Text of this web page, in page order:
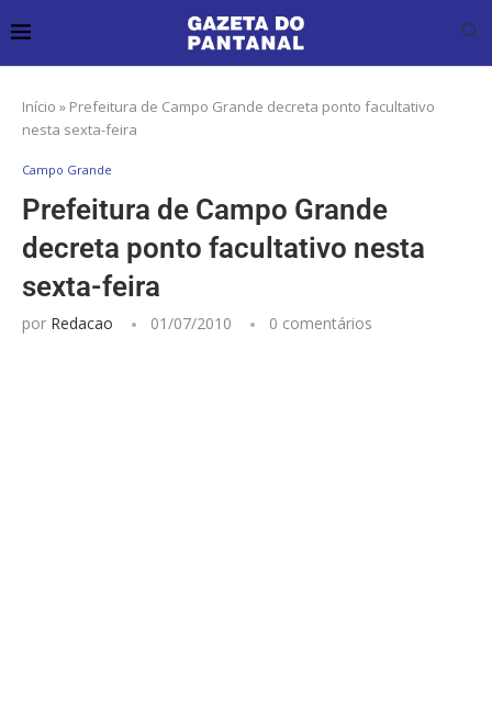
Início » Prefeitura de Campo Grande decreta ponto facultativo
nesta sexta-feira
Campo Grande
Prefeitura de Campo Grande
decreta ponto facultativo nesta
sexta-feira
por Redacao 01/07/2010 0 comentários